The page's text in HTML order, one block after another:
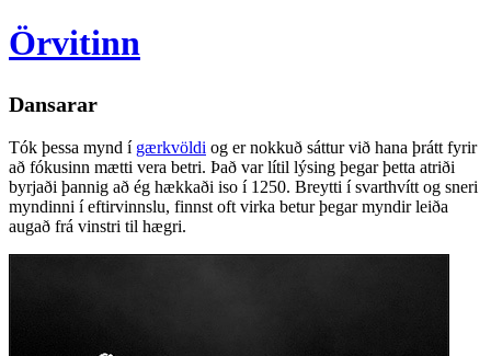
Örvitinn
Dansarar
Tók þessa mynd í gærkvöldi og er nokkuð sáttur við hana þrátt fyrir
að fókusinn mætti vera betri. Það var lítil lýsing þegar þetta atriði
byrjaði þannig að ég hækkaði iso í 1250. Breytti í svarthvítt og sneri
myndinni í eftirvinnslu, finnst oft virka betur þegar myndir leiða
augað frá vinstri til hægri.